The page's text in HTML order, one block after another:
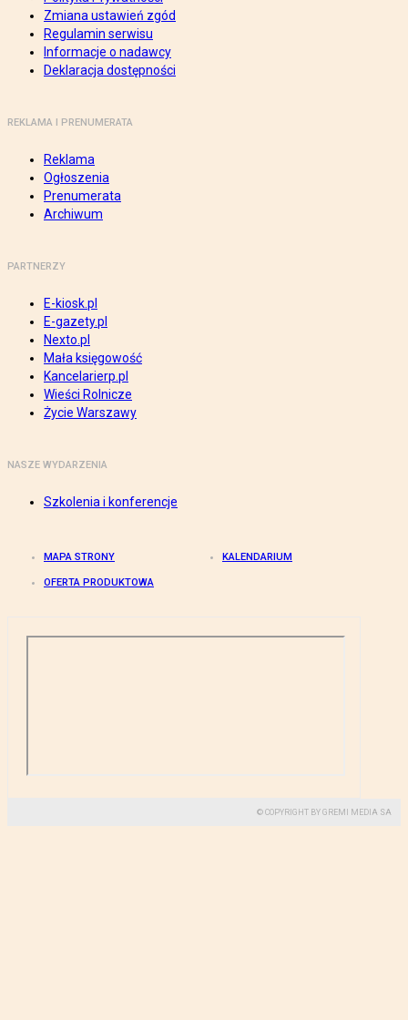
Zmiana ustawień zgód
Regulamin serwisu
Informacje o nadawcy
Deklaracja dostępności
REKLAMA I PRENUMERATA
Reklama
Ogłoszenia
Prenumerata
Archiwum
PARTNERZY
E-kiosk.pl
E-gazety.pl
Nexto.pl
Mała księgowość
Kancelarierp.pl
Wieści Rolnicze
Życie Warszawy
NASZE WYDARZENIA
Szkolenia i konferencje
MAPA STRONY KALENDARIUM
OFERTA PRODUKTOWA
© COPYRIGHT BY GREMI MEDIA SA